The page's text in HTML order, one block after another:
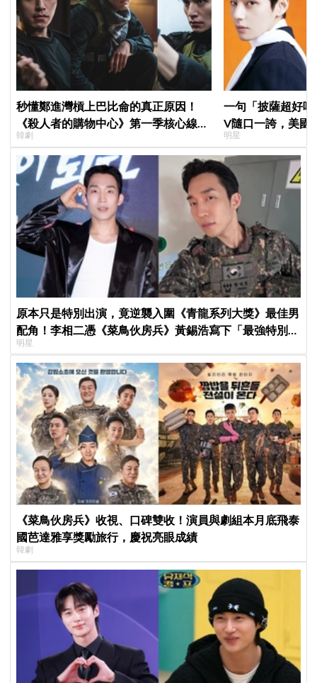
秒懂鄭進灣槓上巴比侖的真正原因！
《殺人者的購物中心》第一季核心線索
快速複習
韓劇
一句「披薩超好
V隨口一誇，美國
擠爆
明星
原本只是特別出演，竟逆襲入圍《青龍系列大獎》最佳男
配角！李相二憑《菜鳥伙房兵》黃錫浩寫下「最強特別出
演」傳奇
明星
《菜鳥伙房兵》收視、口碑雙收！演員與劇組本月底飛泰
國芭達雅享獎勵旅行，慶祝亮眼成績
韓劇